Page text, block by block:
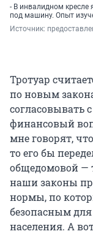
- В инвалидном кресле
под машину. Опыт
Источник:
Тротуар
по новым
согласовывать
финансовый
мне говорят,
то его бы
общедомовой —
наши законы
нормы, по
безопасным
населения. А